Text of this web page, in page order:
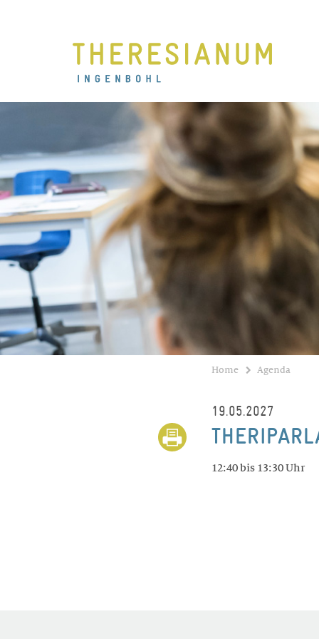
Home Agenda
19.05.2027
12:40 bis 13:30 Uhr